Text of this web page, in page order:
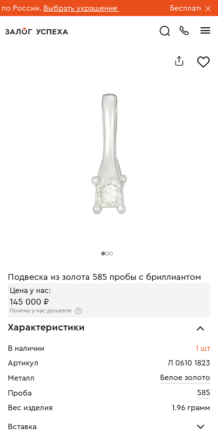
России. Выбрать украшение Бесплатная
Подвеска из золота 585 пробы с бриллиантом
Цена у нас:
145 000 ₽
Почему у нас дешевле
Характеристики
В наличии
1 шт
Артикул
Л 0610 1823
Металл
Белое золото
Проба
585
Вес изделия
1.96 грамм
Вставка